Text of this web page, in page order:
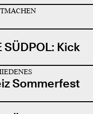
SÜDPOL: Kick
Sommerfest